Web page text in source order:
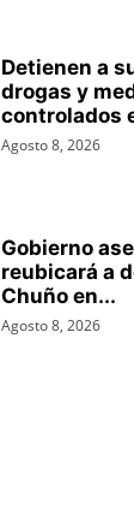
Detienen a
drogas y
controlados
Agosto 8, 2026
Gobierno
reubicará a
Chuño en...
Agosto 8, 2026